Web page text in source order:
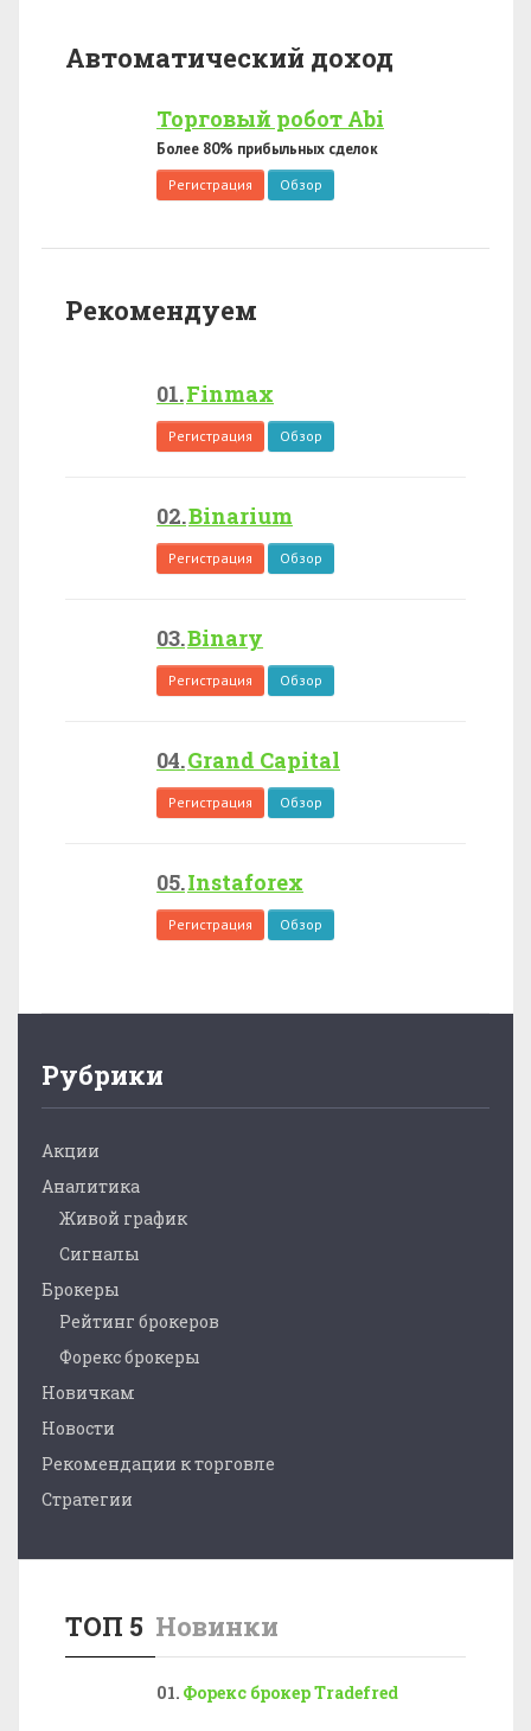
Автоматический доход
Торговый робот Abi
Более 80% прибыльных сделок
Регистрация Обзор
Рекомендуем
Finmax
Регистрация Обзор
Binarium
Регистрация Обзор
Binary
Регистрация Обзор
Grand Capital
Регистрация Обзор
Instaforex
Регистрация Обзор
Рубрики
Акции
Аналитика
Живой график
Сигналы
Брокеры
Рейтинг брокеров
Форекс брокеры
Новичкам
Новости
Рекомендации к торговле
Стратегии
ТОП 5 Новинки
Форекс брокер Tradefred